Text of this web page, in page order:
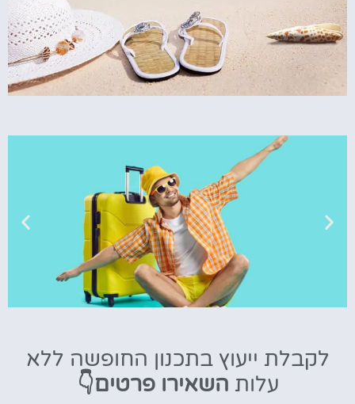
מציאת
טיסה זולה?
לקבלת ייעוץ בתכנון החופשה ללא
עלות השאירו פרטים👇